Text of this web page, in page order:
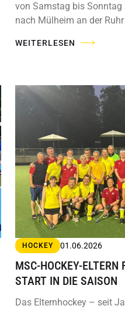
von Samstag bis
nach Mülheim an der Ruhr
WEITERLESEN
HOCKEY 01.06.2026
MSC-HOCKEY-ELTERN
START IN DIE SAISON
Das Elternhockey – seit